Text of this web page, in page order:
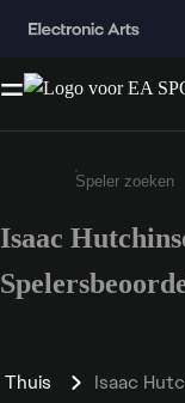
Enter a
Isaac
Thuis Isaac